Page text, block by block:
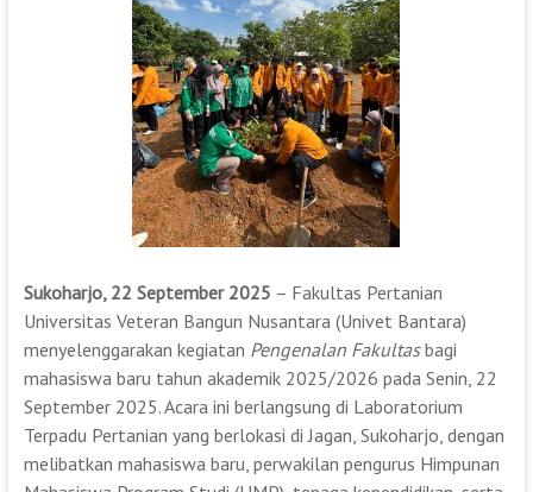
Sukoharjo, 22 September 2025 – Fakultas Pertanian
Universitas Veteran Bangun Nusantara (Univet Bantara)
menyelenggarakan kegiatan Pengenalan Fakultasbagi
mahasiswa baru tahun akademik 2025/2026 pada Senin, 22
September 2025. Acara ini berlangsung di Laboratorium
Terpadu Pertanian yang berlokasi di Jagan, Sukoharjo, dengan
melibatkan mahasiswa baru, perwakilan pengurus Himpunan